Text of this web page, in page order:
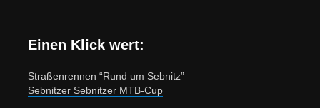
Einen Klick wert:
Straßenrennen “Rund um Sebnitz”
Sebnitzer Sebnitzer MTB-Cup